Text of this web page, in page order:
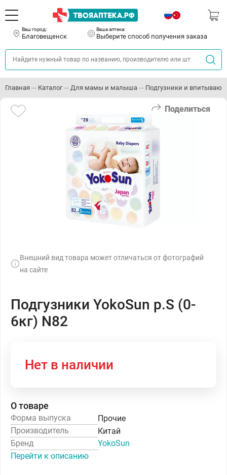
Ваш город:
Благовещенск
Ваша аптека:
Выберите способ получения заказа
Главная Каталог Для мамы и малыша Подгузники и
Поделиться
Внешний вид товара может отличаться от фотографий
на сайте
Подгузники YokoSun р.S (0-
6кг) N82
Нет в наличии
О товаре
Форма выпуска
Прочие
Производитель
Китай
Бренд
YokoSun
Перейти к описанию